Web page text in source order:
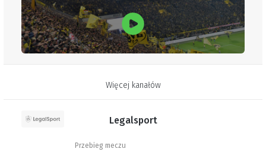
Więcej kanałów
Legalsport
Przebieg meczu